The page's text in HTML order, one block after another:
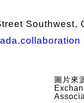
Southwest,
圖片來